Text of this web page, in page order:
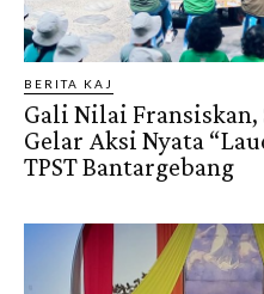
Keuskupan Agung
BERITA KAJ
Gali Nilai Fransiskan,
Gelar Aksi Nyata
TPST Bantargebang